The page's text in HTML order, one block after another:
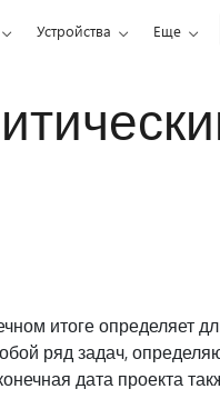
Устройства Еще
итоге определяет
ряд задач,
дата проекта